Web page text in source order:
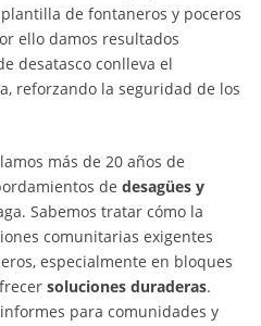
de fontaneros y poceros
ello damos resultados
desatasco conlleva el
reforzando la seguridad de los
más de 20 años de
de desagües y
Sabemos tratar cómo la
comunitarias exigentes
especialmente en bloques
soluciones duraderas.
para comunidades y